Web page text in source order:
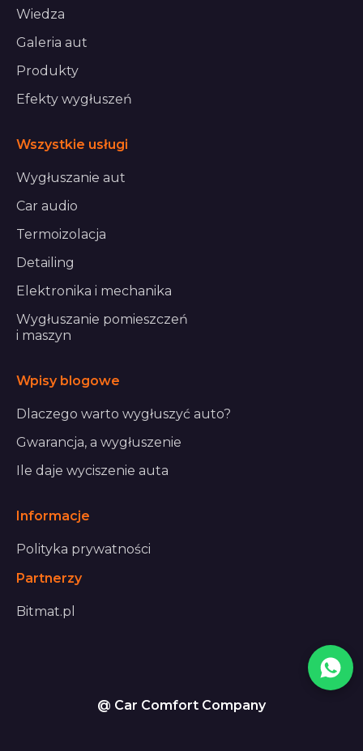
Wiedza
Galeria aut
Produkty
Efekty wygłuszeń
Wszystkie usługi
Wygłuszanie aut
Car audio
Termoizolacja
Detailing
Elektronika i mechanika
Wygłuszanie pomieszczeń
i maszyn
Wpisy blogowe
Dlaczego warto wygłuszyć auto?
Gwarancja, a wygłuszenie
Ile daje wyciszenie auta
Informacje
Polityka prywatności
Partnerzy
Bitmat.pl
@ Car Comfort Company